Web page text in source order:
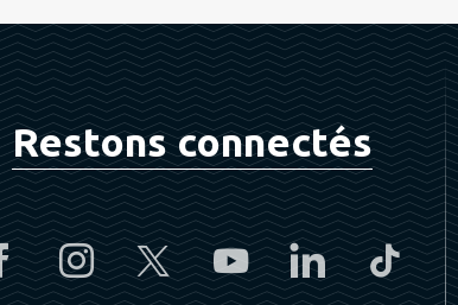
Restons connectés